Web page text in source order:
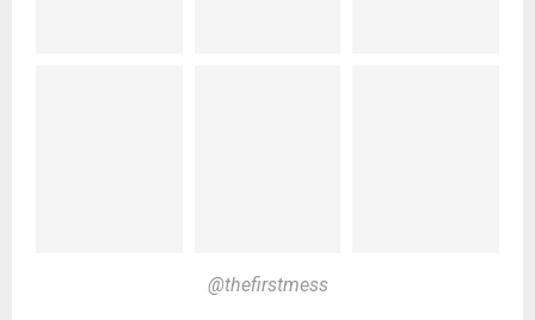
@thefirstmess